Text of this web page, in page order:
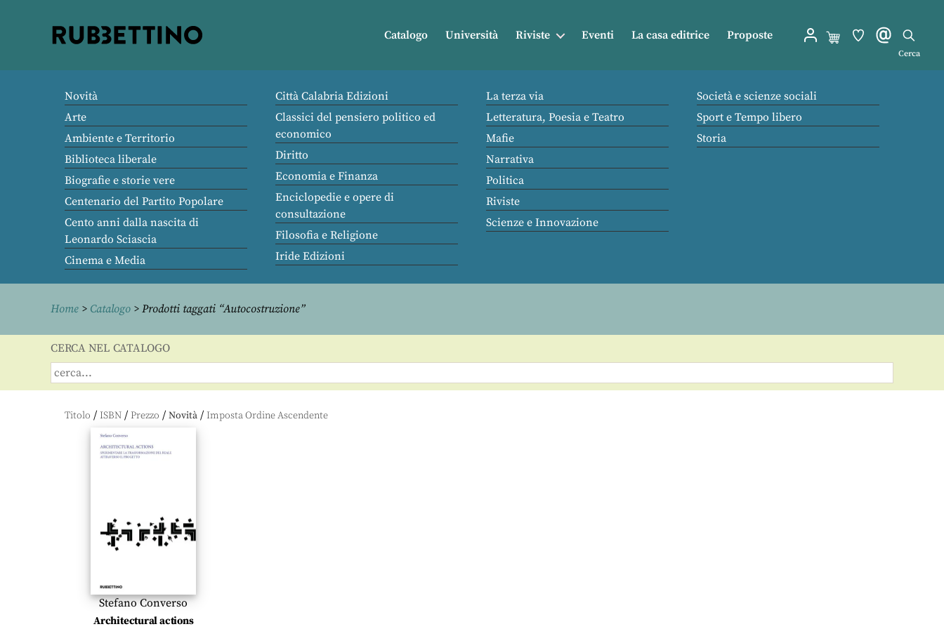
Catalogo Università Riviste Eventi La casa editrice Proposte
Cerca
Novità
Arte
Ambiente e Territorio
Biblioteca liberale
Biografie e storie vere
Centenario del Partito Popolare
Cento anni dalla nascita di
Leonardo Sciascia
Cinema e Media
Città Calabria Edizioni
Classici del pensiero politico ed
economico
Diritto
Economia e Finanza
Enciclopedie e opere di
consultazione
Filosofia e Religione
Iride Edizioni
La terza via
Letteratura, Poesia e Teatro
Mafie
Narrativa
Politica
Riviste
Scienze e Innovazione
Società e scienze sociali
Sport e Tempo libero
Storia
Home > Catalogo > Prodotti taggati “Autocostruzione”
CERCA NEL CATALOGO
Titolo / ISBN / Prezzo / Novità /
Stefano Converso
Architectural actions